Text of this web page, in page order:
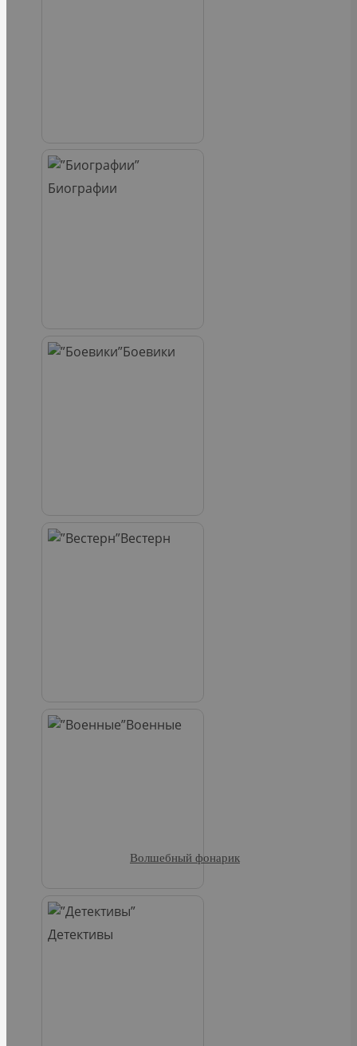
Биографии
Боевики
Вестерн
Военные
Детективы
Волшебный фонарик